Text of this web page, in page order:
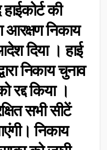
की
निकाय
दिया । हाई
निकाय चुनाव
रद्द किया ।
सभी सीटें
निकाय